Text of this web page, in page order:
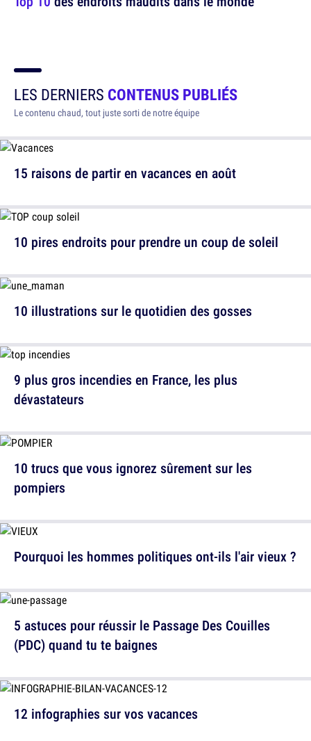
LES DERNIERS CONTENUS PUBLIÉS
Le contenu chaud, tout juste sorti de notre équipe
15 raisons de partir en vacances en août
10 illustrations sur le quotidien des gosses
10 trucs que vous ignorez sûrement sur les
pompiers
5 astuces pour réussir le Passage Des Couilles
(PDC) quand tu te baignes
10 pires endroits pour prendre un coup de soleil
9 plus gros incendies en France, les plus
dévastateurs
Pourquoi les hommes politiques ont-ils l'air vieux ?
12 infographies sur vos vacances